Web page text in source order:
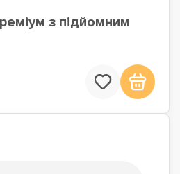
з підйомним